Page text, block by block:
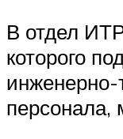
В отдел
которого
инженерно-
персонала,